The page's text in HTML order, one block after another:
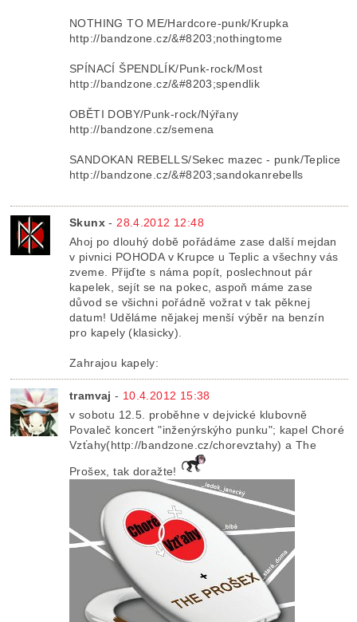
NOTHING TO ME/Hardcore-punk/Krupka
http://bandzone.cz/&#8203;nothingtome
SPÍNACÍ ŠPENDLÍK/Punk-rock/Most
http://bandzone.cz/&#8203;spendlik
OBĚTI DOBY/Punk-rock/Nýřany
http://bandzone.cz/semena
SANDOKAN REBELLS/Sekec mazec - punk/Teplice
http://bandzone.cz/&#8203;sandokanrebells
Skunx - 28.4.2012 12:48
Ahoj po dlouhý době pořádáme zase další mejdan
v pivnici POHODA v Krupce u Teplic a všechny vás
zveme. Přijďte s náma popít, poslechnout pár
kapelek, sejít se na pokec, aspoň máme zase
důvod se všichni pořádně vožrat v tak pěknej
datum! Uděláme nějakej menší výběr na benzín
pro kapely (klasicky).
Zahrajou kapely:
tramvaj - 10.4.2012 15:38
v sobotu 12.5. proběhne v dejvické klubovně
Povaleč koncert "inženýrskýho punku"; kapel Choré
Vzťahy(http://bandzone.cz/chorevztahy) a The
Prošex, tak doražte!